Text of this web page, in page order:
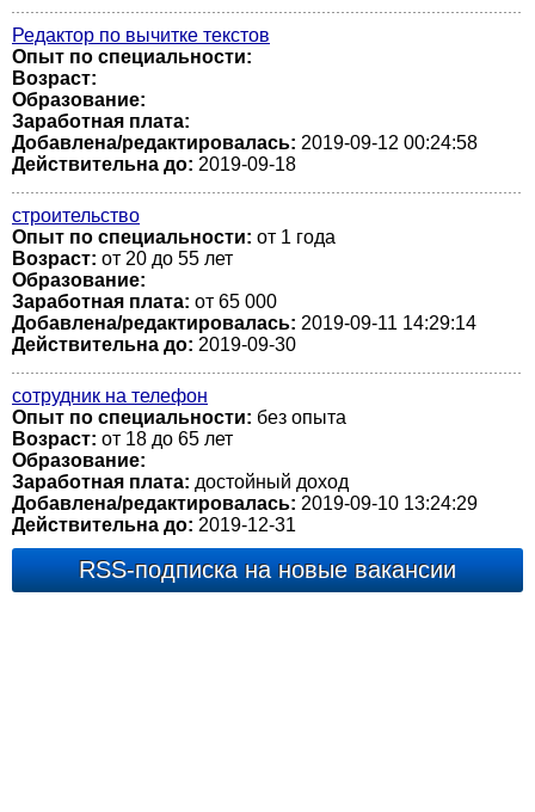
Редактор по вычитке текстов
Опыт по специальности:
Возраст:
Образование:
Заработная плата:
Добавлена/редактировалась: 2019-09-12 00:24:58
Действительна до: 2019-09-18
строительство
Опыт по специальности: от 1 года
Возраст: от 20 до 55 лет
Образование:
Заработная плата: от 65 000
Добавлена/редактировалась: 2019-09-11 14:29:14
Действительна до: 2019-09-30
сотрудник на телефон
Опыт по специальности: без опыта
Возраст: от 18 до 65 лет
Образование:
Заработная плата: достойный доход
Добавлена/редактировалась: 2019-09-10 13:24:29
Действительна до: 2019-12-31
RSS-подписка на новые вакансии